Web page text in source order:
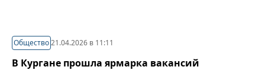
Общество21.04.2026 в 11:11
В Кургане прошла ярмарка вакансий